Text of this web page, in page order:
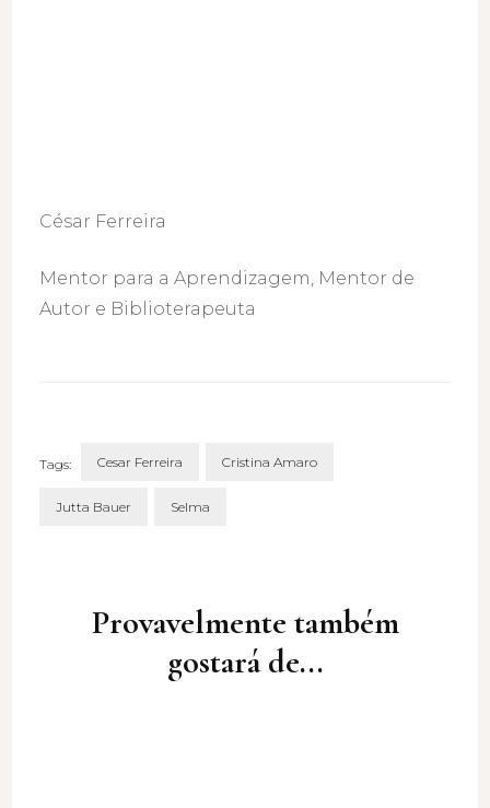
César Ferreira
Mentor para a Aprendizagem, Mentor de
Autor e Biblioterapeuta
Tags: Cesar Ferreira Cristina Amaro
Jutta Bauer Selma
Provavelmente também
gostará de...